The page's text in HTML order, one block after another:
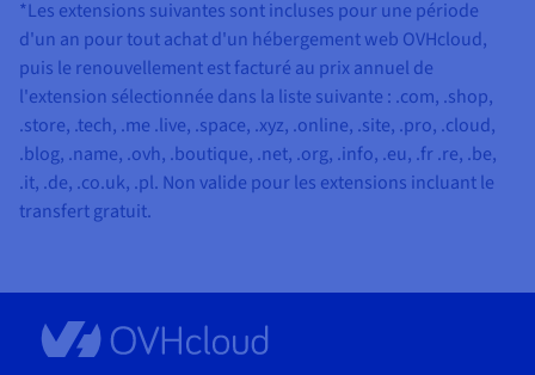
*Les extensions suivantes sont incluses pour une période
d'un an pour tout achat d'un hébergement web OVHcloud,
puis le renouvellement est facturé au prix annuel de
l'extension sélectionnée dans la liste suivante : .com, .shop,
.store, .tech, .me .live, .space, .xyz, .online, .site, .pro, .cloud,
.blog, .name, .ovh, .boutique, .net, .org, .info, .eu, .fr .re, .be,
.it, .de, .co.uk, .pl. Non valide pour les extensions incluant le
transfert gratuit.